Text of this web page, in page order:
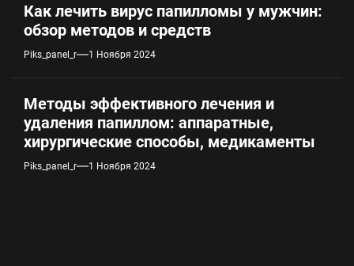
Как лечить вирус папилломы у мужчин:
обзор методов и средств
Piks_panel_r 1 Ноября 2024
Методы эффективного лечения и
удаления папиллом: аппаратные,
хирургические способы, медикаменты
Piks_panel_r 1 Ноября 2024